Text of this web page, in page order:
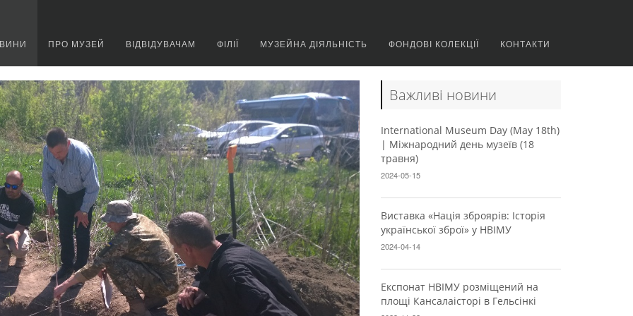
ПРО МУЗЕЙ ВІДВІДУВАЧАМ ФІЛІЇ МУЗЕЙНА ДІЯЛЬНІСТЬ ФОНДОВІ КОЛЕКЦІЇ КОНТАКТИ
Важливі новини
International Museum Day (May 18th)
| Міжнародний день музеїв (18
травня)
2024-05-15
Виставка «Нація зброярів: Історія
української зброї» у НВІМУ
2024-04-14
Експонат НВІМУ розміщений на
площі Кансалаісторі в Гельсінкі